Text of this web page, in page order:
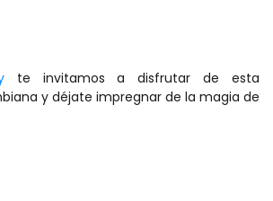
te invitamos a disfrutar de esta
y déjate impregnar de la magia de